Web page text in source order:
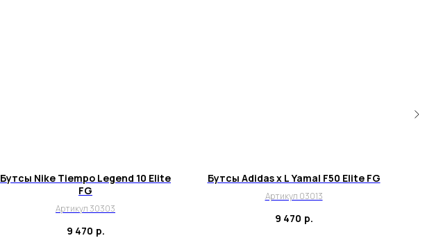
Бутсы Nike Tiempo Legend 10 Elite
FG
Артикул 30303
9 470 р.
Бутсы Adidas x L Yamal F50 Elite FG
Артикул 03013
9 470 р.